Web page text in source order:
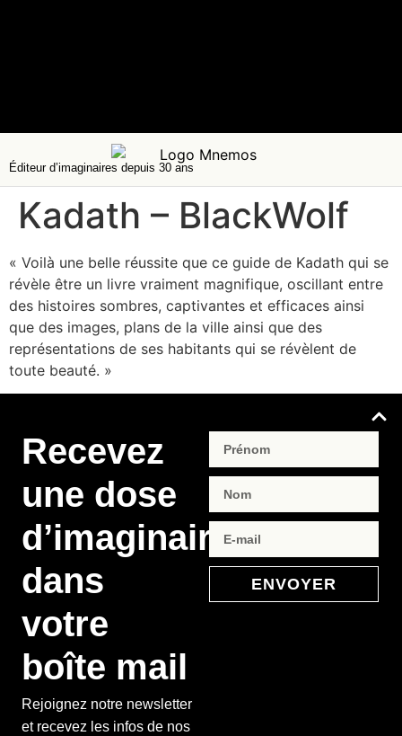
Éditeur d’imaginaires depuis 30 ans
Kadath – BlackWolf
« Voilà une belle réussite que ce guide de Kadath qui se
révèle être un livre vraiment magnifique, oscillant entre
des histoires sombres, captivantes et efficaces ainsi
que des images, plans de la ville ainsi que des
représentations de ses habitants qui se révèlent de
toute beauté. »
Recevez
une dose
d’imaginaire
dans
votre
boîte mail
Rejoignez notre newsletter
et recevez les infos de nos
ENVOYER